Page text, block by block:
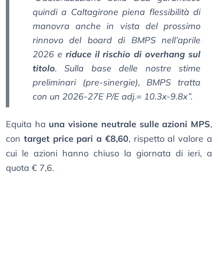
quindi a Caltagirone piena flessibilità di
manovra anche in vista del prossimo
rinnovo del board di BMPS nell’aprile
2026 e riduce il rischio di overhang sul
titolo. Sulla base delle nostre stime
preliminari (pre-sinergie), BMPS tratta
con un 2026-27E P/E adj.= 10.3x-9.8x”.
Equita ha una visione neutrale sulle azioni MPS,
con target price pari a €8,60, rispetto al valore a
cui le azioni hanno chiuso la giornata di ieri, a
quota € 7,6.